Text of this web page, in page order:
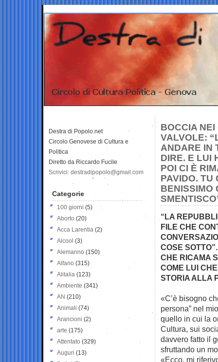
BOCCIA
VALVOLE:
ANDARE IN
DIRE. E LUI
POI CI È
PAVIDO. TU
BENISSIMO
“LA
FILE CHE
COSE
CHE RICAMA
COME LUI
STORIA ALLA
«C’è bisogno
persona” nel
quello in cui la
Cultura, sui
davvero fatto il
sfruttando un
«Ecco, mi
Destra di Popolo.net
Circolo Genovese di Cultura e
Politica
Diretto da Riccardo Fucile
Scrivici: destradipopolo@gmail.com
Categorie
100 giorni (5)
Aborto (20)
Acca Larentia (2)
Alcool (3)
Alemanno (150)
Alfano (315)
Alitalia (123)
Ambiente (341)
AN (210)
Animali (74)
Arancioni (2)
arte (175)
Attentato (329)
Auguri (13)